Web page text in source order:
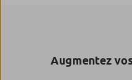
Augmentez